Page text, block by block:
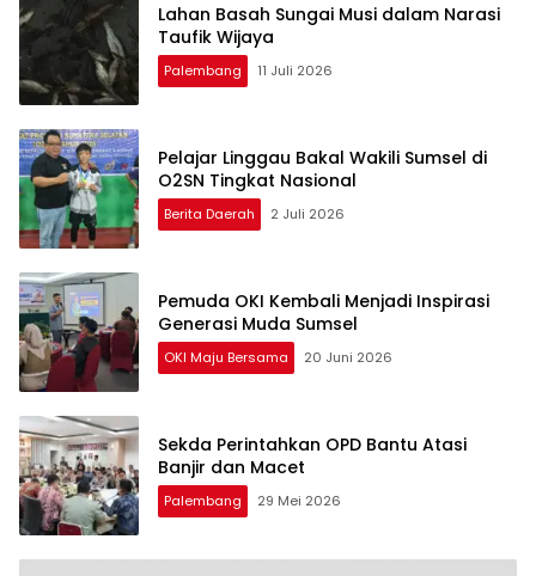
Lahan Basah Sungai Musi dalam Narasi
Taufik Wijaya
Palembang 11 Juli 2026
Pelajar Linggau Bakal Wakili Sumsel di
O2SN Tingkat Nasional
Berita Daerah 2 Juli 2026
Pemuda OKI Kembali Menjadi Inspirasi
Generasi Muda Sumsel
OKI Maju Bersama 20 Juni 2026
Sekda Perintahkan OPD Bantu Atasi
Banjir dan Macet
Palembang 29 Mei 2026